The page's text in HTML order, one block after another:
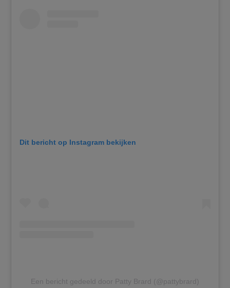
Dit bericht op Instagram bekijken
Een bericht gedeeld door Patty Brard (@pattybrard)